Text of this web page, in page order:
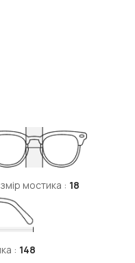
мостика : 18
: 148